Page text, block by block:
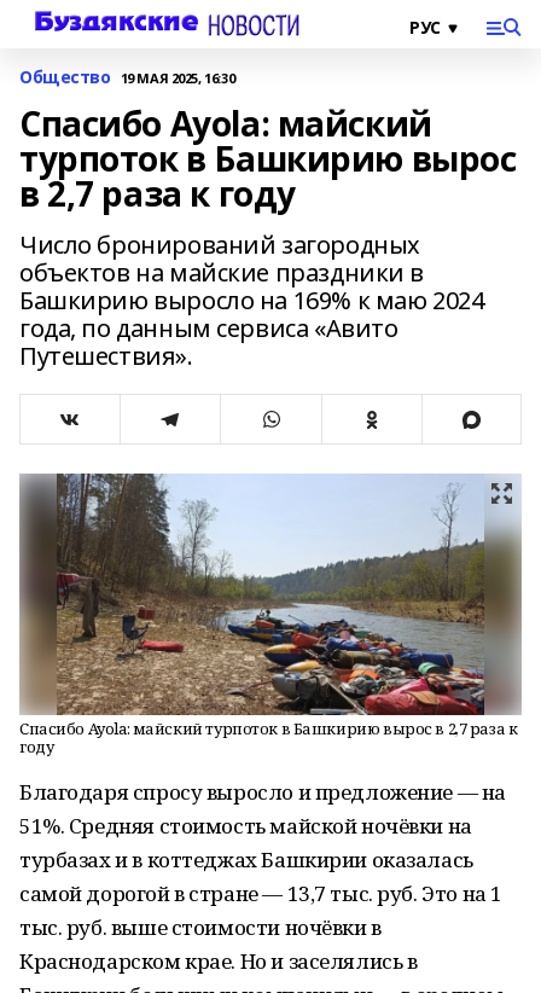
Общество 19 МАЯ 2025, 16:30
Спасибо Ayola: майский
турпоток в Башкирию вырос
в 2,7 раза к году
Число бронирований загородных
объектов на майские праздники в
Башкирию выросло на 169% к маю 2024
года, по данным сервиса «Авито
Путешествия».
Спасибо Ayola: майский турпоток в Башкирию вырос в 2,7 раза к
году
Благодаря спросу выросло и предложение — на
51%. Средняя стоимость майской ночёвки на
турбазах и в коттеджах Башкирии оказалась
самой дорогой в стране — 13,7 тыс. руб. Это на 1
тыс. руб. выше стоимости ночёвки в
Краснодарском крае. Но и заселялись в